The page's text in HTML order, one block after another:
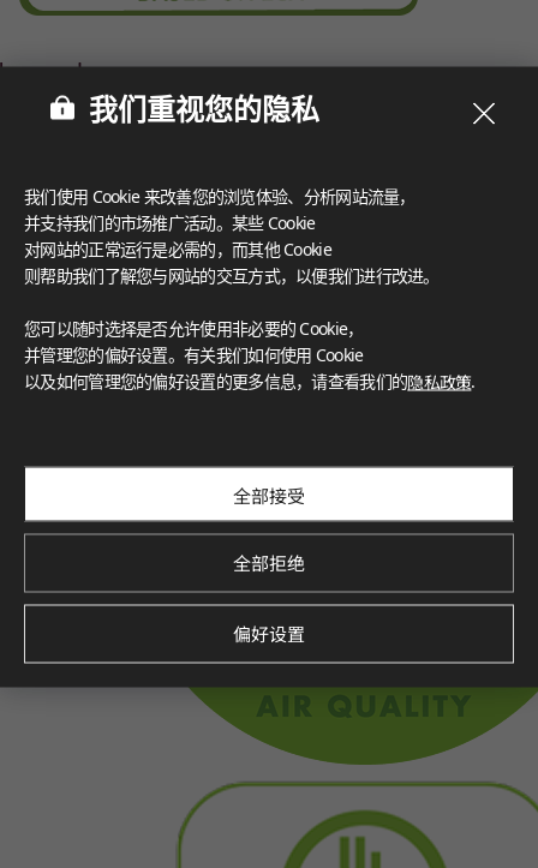
我们重视您的隐私
我们使用 Cookie 来改善您的浏览体验、分析网站流量，
并支持我们的市场推广活动。某些 Cookie
对网站的正常运行是必需的，而其他 Cookie
则帮助我们了解您与网站的交互方式，以便我们进行改进。
您可以随时选择是否允许使用非必要的 Cookie，
并管理您的偏好设置。有关我们如何使用 Cookie
以及如何管理您的偏好设置的更多信息，请查看我们的隐私政策.
全部接受
全部拒绝
偏好设置